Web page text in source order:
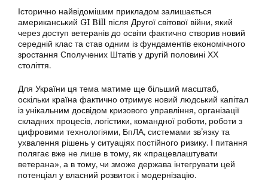
Історично найвідомішим прикладом залишається
американський GI Bill після Другої світової війни, який
через доступ ветеранів до освіти фактично створив новий
середній клас та став одним із фундаментів економічного
зростання Сполучених Штатів у другій половині ХХ
століття.
Для України ця тема матиме ще більший масштаб,
оскільки країна фактично отримує новий людський капітал
із унікальним досвідом кризового управління, організації
складних процесів, логістики, командної роботи, роботи з
цифровими технологіями, БпЛА, системами зв’язку та
ухвалення рішень у ситуаціях постійного ризику. І питання
полягає вже не лише в тому, як «працевлаштувати
ветерана», а в тому, чи зможе держава інтегрувати цей
потенціал у власний розвиток і модернізацію.